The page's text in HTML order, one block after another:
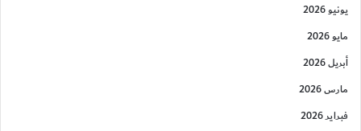
يونيو 2026
مايو 2026
أبريل 2026
مارس 2026
فبراير 2026